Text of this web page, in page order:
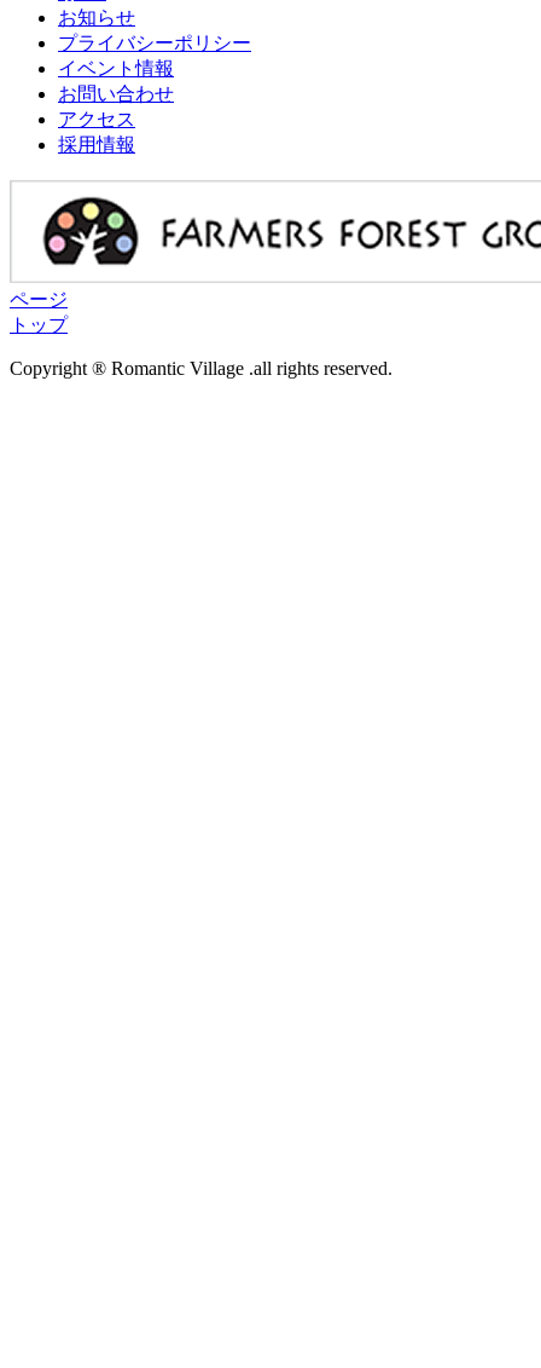
お知らせ
プライバシーポリシー
イベント情報
お問い合わせ
アクセス
採用情報
ページ
トップ
Copyright ® Romantic Village .all rights reserved.